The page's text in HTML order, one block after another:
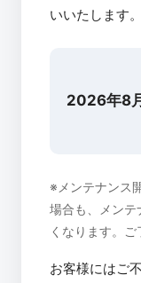
いいたします。
2026年8
※メンテナンス
場合も、メンテ
くなります。ご
お客様にはご